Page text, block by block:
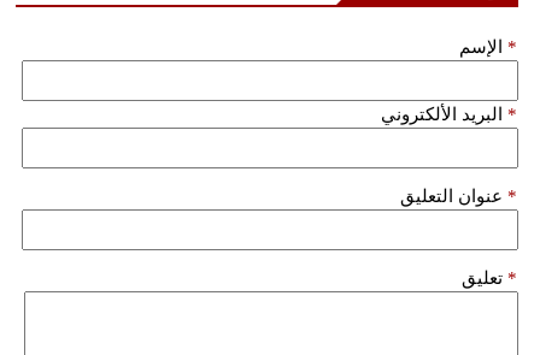
الإسم *
البريد الألكتروني *
عنوان التعليق *
تعليق *